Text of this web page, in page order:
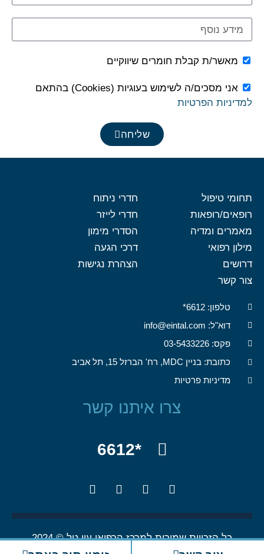
מידע
מאשר/ת
חומרים
שיווקיים
מאשר/ת קבלת חומרים שיווקיים
מאשר
אני מסכים/ה לשימוש בעוגיות (Cookies) בהתאם
למדיניות הפרטיות
שליחה
תחומי טיפול
חדרי ניתוח
רופאים/רופאות
חדרי לייזר
מאמרים ומדיה
הסדרי מימון
מילון רפואי
דרכי הגעה
דרושים
הצהרת נגישות
צור קשר
טלפון: 6612*
דוא"ל: info@eintal.com
פקס: 03-5433226
כתובת: בניין MDC, רח' הברזל 15, תל אביב
מדיניות פרטיות
צרו איתנו קשר
*6612
כל הזכויות שמורות למרכז הרפואי עין טל © 2024